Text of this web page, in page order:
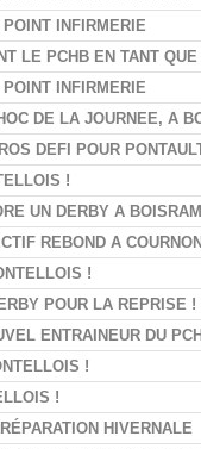
INFIRMERIE
LE PCHB EN TANT
INFIRMERIE
DE LA JOURNEE, A
DEFI POUR
!
UN DERBY A
REBOND A
!
POUR LA REPRISE !
ENTRAINEUR DU
!
!
HIVERNALE